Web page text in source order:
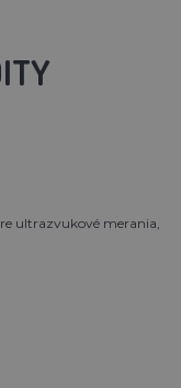
ultrazvukové merania,